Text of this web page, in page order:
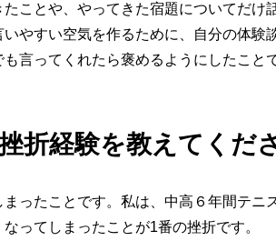
ことや、やってきた宿題についてだ
いやすい空気を作るために、自分の体
言ってくれたら褒めるようにしたこと
折経験を教えてくださ
ったことです。私は、中高６年間テ
ってしまったことが1番の挫折です。